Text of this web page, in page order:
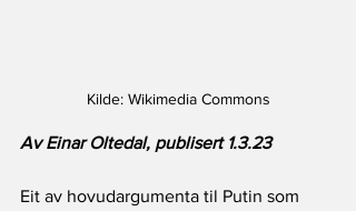
Kilde: Wikimedia Commons
Av Einar Oltedal, publisert 1.3.23
Eit av hovudargumenta til Putin som